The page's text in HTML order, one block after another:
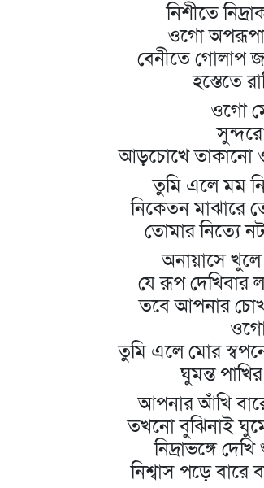
নিশীতে
ওগো অপরূপা
বেনীতে গোলাপ
হস্তেতে
ওগো
আড়চোখে তাকানো
তুমি এলে মম
নিকেতন মাঝারে
তোমার নিত্যে
অনায়াসে
যে রূপ দেখিবার
তবে আপনার চোখ
তুমি এলে মোর
ঘুমন্ত
আপনার আঁখি
তখনো বুঝিনাই
নিদ্রাভঙ্গে
নিশ্বাস পড়ে